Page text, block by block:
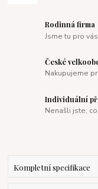
Rodinná firma
Jsme tu pro
České
Nakupujeme
Individuální
Nenašli jste,
Kompletní specifikace